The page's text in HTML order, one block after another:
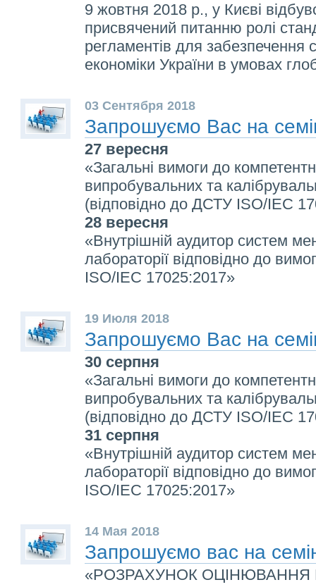
9 жовтня 2018 р., у Києві
присвячений питанню ролі
регламентів для забезпечення
економіки України в умовах
03 Сентября 2018
Запрошуємо Вас на
27 вересня
«Загальні вимоги до
випробувальних та
(відповідно до ДСТУ ISO/IEC
28 вересня
«Внутрішній аудитор систем
лабораторії відповідно до
ISO/IEC 17025:2017»
19 Июля 2018
Запрошуємо Вас на
30 серпня
«Загальні вимоги до
випробувальних та
(відповідно до ДСТУ ISO/IEC
31 серпня
«Внутрішній аудитор систем
лабораторії відповідно до
ISO/IEC 17025:2017»
14 Мая 2018
Запрошуємо вас на
«РОЗРАХУНОК ОЦІНЮВАННЯ